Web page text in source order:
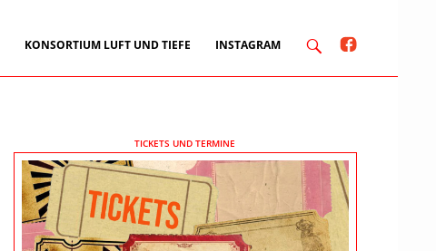
KONSORTIUM LUFT UND TIEFE INSTAGRAM
TICKETS UND TERMINE